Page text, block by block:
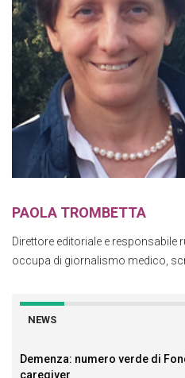
PAOLA TROMBETTA
Direttore editoriale e responsabile
occupa di giornalismo medico,
NEWS
Demenza: numero verde di
caregiver